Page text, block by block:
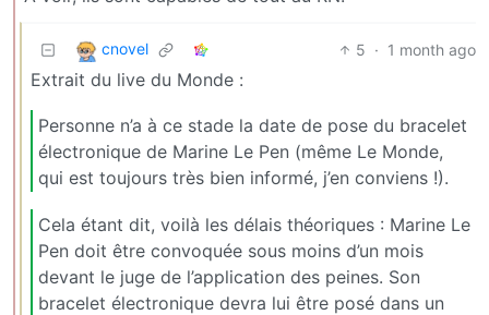
cnovel 5 · 1 month ago
Extrait du live du Monde :
Personne n’a à ce stade la date de pose du bracelet
électronique de Marine Le Pen (même Le Monde,
qui est toujours très bien informé, j’en conviens !).
Cela étant dit, voilà les délais théoriques : Marine Le
Pen doit être convoquée sous moins d’un mois
devant le juge de l’application des peines. Son
bracelet électronique devra lui être posé dans un